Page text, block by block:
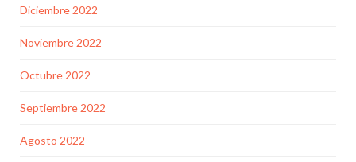
Diciembre 2022
Noviembre 2022
Octubre 2022
Septiembre 2022
Agosto 2022